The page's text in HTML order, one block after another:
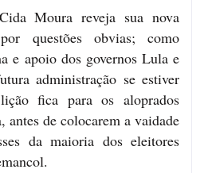
Moura reveja sua nova
questões obvias; como
e apoio dos governos Lula e
administração se estiver
fica para os aloprados
antes de colocarem a vaidade
da maioria dos eleitores